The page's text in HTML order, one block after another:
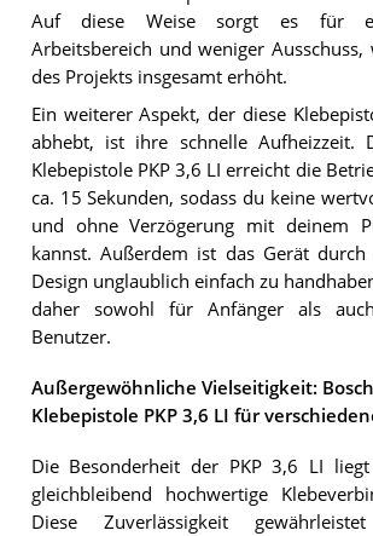
Auf diese Weise sorgt es für
Arbeitsbereich und weniger
des Projekts insgesamt erhöht.
Ein weiterer Aspekt, der diese
abhebt, ist ihre schnelle Aufheizzeit.
Klebepistole PKP 3,6 LI erreicht die
ca. 15 Sekunden, sodass du keine
und ohne Verzögerung mit deinem
kannst. Außerdem ist das Gerät
Design unglaublich einfach zu
daher sowohl für Anfänger als
Benutzer.
Außergewöhnliche Vielseitigkeit:
Klebepistole PKP 3,6 LI für
Die Besonderheit der PKP 3,6 LI
gleichbleibend hochwertige
Diese Zuverlässigkeit